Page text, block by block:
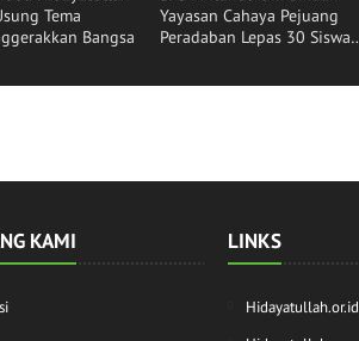
Tema
Bangsa
Yayasan Cahaya Pejuang
Peradaban Lepas 30 Siswa
KAMI LINKS
Hidayatullah.or.id